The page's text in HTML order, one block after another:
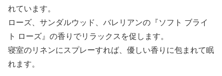
れています。
ローズ、サンダルウッド、バレリアンの『ソフト ブライ
ト ローズ』の香りでリラックスを促します。
寝室のリネンにスプレーすれば、優しい香りに包まれて眠
れます。